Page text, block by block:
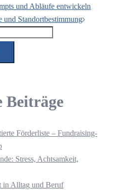
und Abläufe entwickeln
und Standortbestimmung
Beiträge
Förderliste – Fundraising-
Stress, Achtsamkeit,
in Alltag und Beruf